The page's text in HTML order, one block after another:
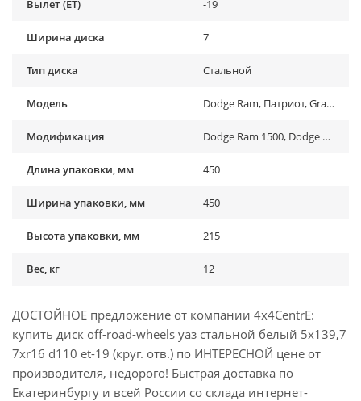
Вылет (ET) -19
Ширина диска 7
Тип диска Стальной
Модель Dodge Ram, Патриот, Grand Vitara, Vitara, Jimny
Модификация Dodge Ram 1500, Dodge Ram 1500 Rebel (2019-2021), Dodge Ram 2500 , Dodge Ram 2500 (...-...), Dodge Ram 3500, Dodge Ram 3500 (...-...), Suzuki Grand Vitara I (1998-2005), Suzuki Grand Vitara I (1998-2005), Suzuki Grand Vitara II (2005-2015), Suzuki Grand Vitara II (2005-2015), Suzuki Jimny (1970-1998), Suzuki Jimny (1998-2018), Suzuki Jimny (2018-2022), Suzuki Jimny (2019-...) , Suzuki Vitara (1991-1999), Suzuki Vitara (1991-1999), Suzuki Vitara II (2015-2019), УАЗ 469, УАЗ Барс, УАЗ Буханка (1958-...) , УАЗ Патриот (2005-2015), УАЗ Патриот (2015-2018), УАЗ Патриот (2019-...), УАЗ Патриот пикап (2008-...), УАЗ Симбир (2000-2005), УАЗ Фермер , УАЗ Хантер (2003-...), УАЗ-3151
Длина упаковки, мм 450
Ширина упаковки, мм 450
Высота упаковки, мм 215
Вес, кг 12
ДОСТОЙНОЕ предложение от компании 4x4CentrE:
купить диск off-road-wheels уаз стальной белый 5x139,7
7xr16 d110 et-19 (круг. отв.) по ИНТЕРЕСНОЙ цене от
производителя, недорого! Быстрая доставка по
Екатеринбургу и всей России со склада интернет-